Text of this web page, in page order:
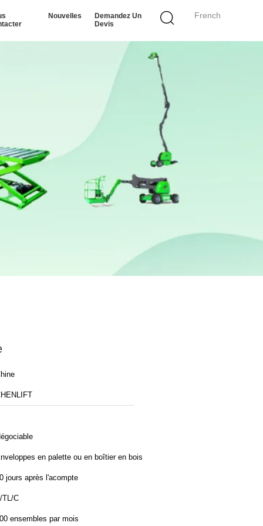
French
Nouvelles
Demandez Un
Devis
en palette ou en boîtier en bois
jours après l'acompte
TL/C
ensembles par mois